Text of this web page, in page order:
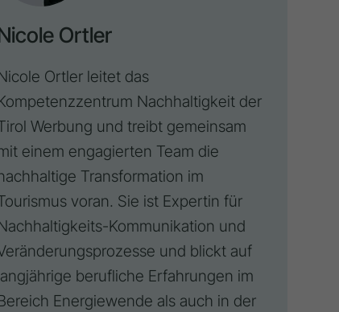
Ortler
Ortler leitet das
Nachhaltigkeit der
Werbung und treibt gemeinsam
einem engagierten Team die
Transformation im
voran. Sie ist Expertin für
Kommunikation und
und blickt auf
berufliche Erfahrungen im
Energiewende als auch in der